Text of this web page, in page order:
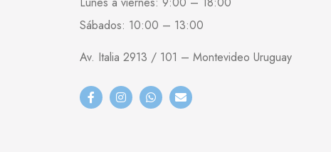
Sábados: 10:00 – 13:00
Av. Italia 2913 / 101 – Montevideo Uruguay